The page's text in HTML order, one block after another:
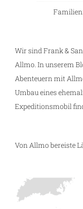
Wir sind Frank &
Allmo. In unserem
Abenteuern mit
Umbau eines
Expeditionsmobil
Von Allmo bereiste